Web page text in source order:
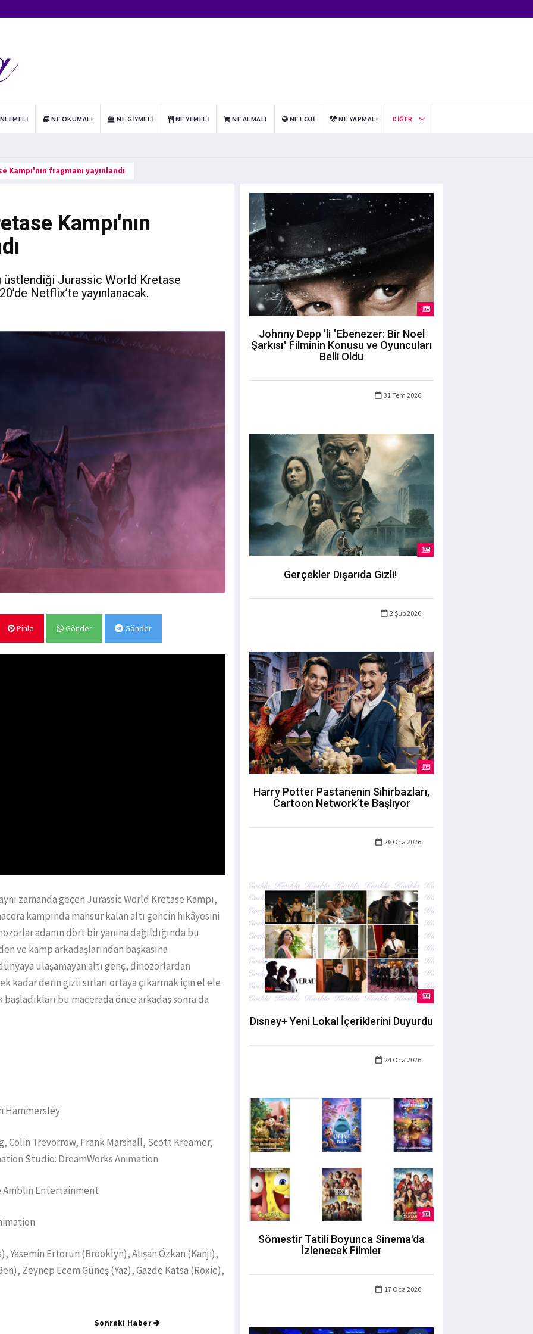
NE OKUMALI NE GIYMELI NE YEMELI NE ALMALI NE LOJI NE YAPMALI DIĞER
Kampı'nın fragmanı yayınlandı
Kampı'nın
üstlendiği Jurassic World Kretase
Netflix’te yayınlanacak.
Pinle Gönder Gönder
zamanda geçen Jurassic World Kretase Kampı,
kampında mahsur kalan altı gencin hikâyesini
adanın dört bir yanına dağıldığında bu
ve kamp arkadaşlarından başkasına
ulaşamayan altı genç, dinozorlardan
derin gizli sırları ortaya çıkarmak için el ele
bu macerada önce arkadaş sonra da
Hammersley
Colin Trevorrow, Frank Marshall, Scott Kreamer,
Studio: DreamWorks Animation
Entertainment
Yasemin Ertorun (Brooklyn), Alişan Özkan (Kanji),
Zeynep Ecem Güneş (Yaz), Gazde Katsa (Roxie),
Sonraki Haber
Johnny Depp 'li "Ebenezer: Bir Noel
Şarkısı" Filminin Konusu ve Oyuncuları
Belli Oldu
31 Tem 2026
Gerçekler Dışarıda Gizli!
2 Şub 2026
Harry Potter Pastanenin Sihirbazları,
Cartoon Network’te Başlıyor
26 Oca 2026
Dısney+ Yeni Lokal İçeriklerini Duyurdu
24 Oca 2026
Sömestir Tatili Boyunca Sinema'da
İzlenecek Filmler
17 Oca 2026